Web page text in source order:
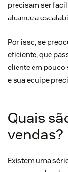
precisam ser
alcance a
Por isso, se
eficiente, que
cliente em pouco
e sua equipe
Quais
vendas?
Existem uma